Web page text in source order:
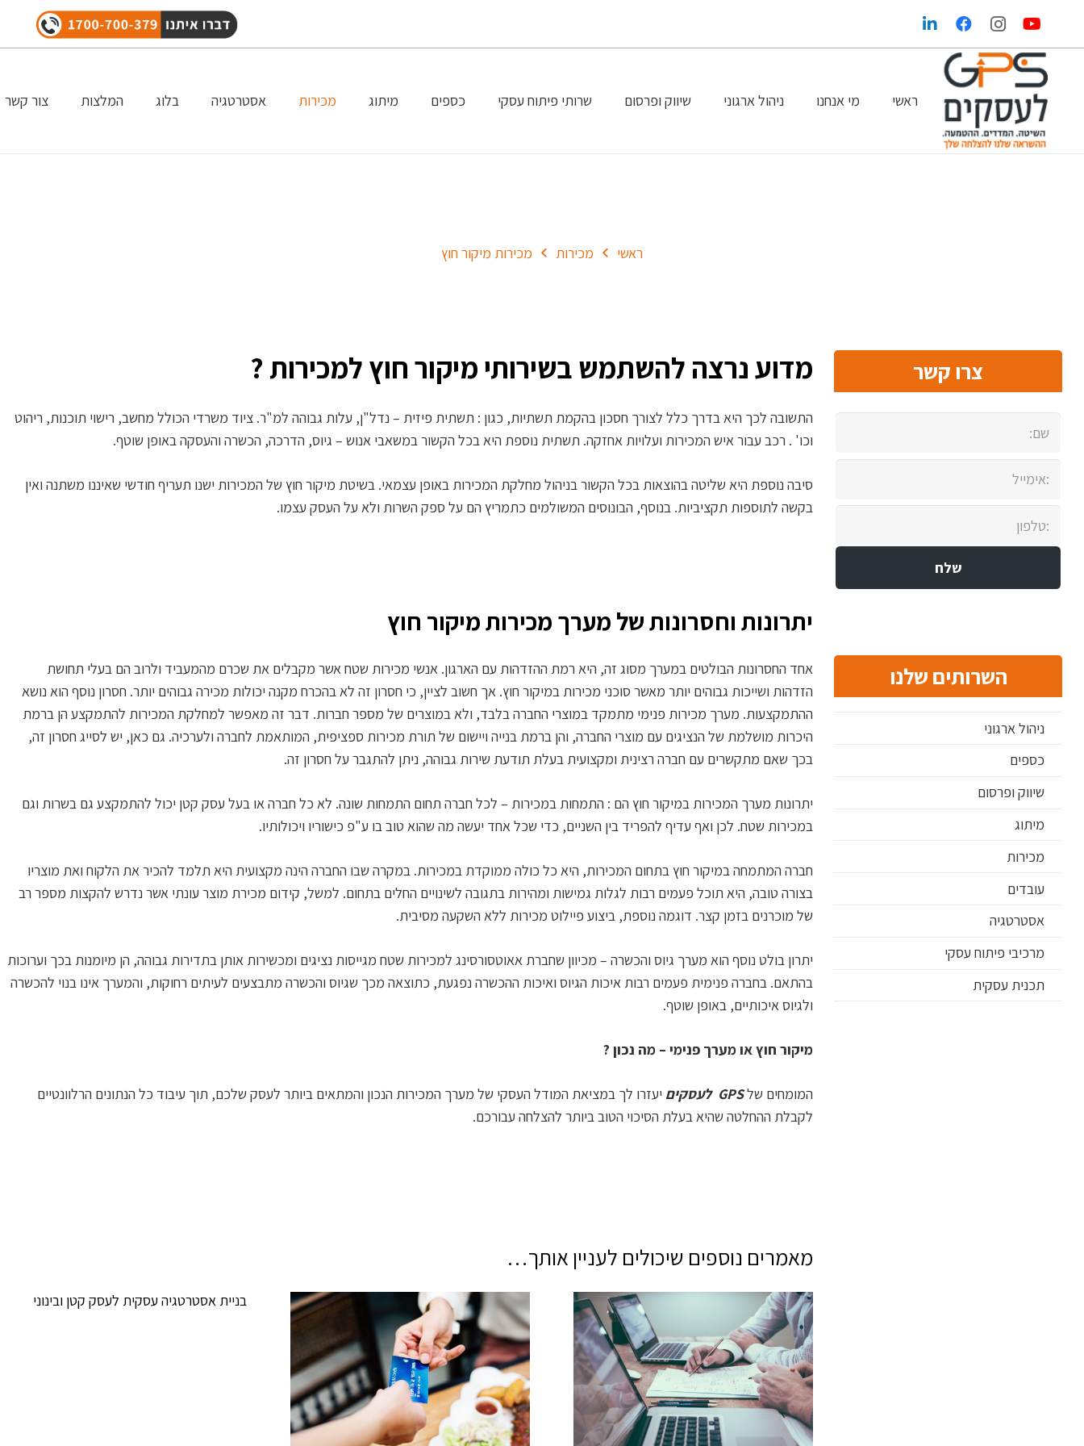
ראשי מי אנחנו ניהול ארגוני שיווק ופרסום שרותי פיתוח עסקי כספים מיתוג מכירות אסטרטגיה בלוג המלצות צור קשר
ראשי מכירות מכירות מיקור חוץ
מדוע נרצה להשתמש בשירותי מיקור חוץ למכירות ?
התשובה לכך היא בדרך כלל לצורך חסכון בהקמת תשתיות, כגון : תשתית פיזית – נדל"ן, עלות גבוהה למ"ר. ציוד משרדי הכולל מחשב, רישוי תוכנות, ריהוט
וכו' . רכב עבור איש המכירות ועלויות אחזקה. תשתית נוספת היא בכל הקשור במשאבי אנוש – גיוס, הדרכה, הכשרה והעסקה באופן שוטף.
סיבה נוספת היא שליטה בהוצאות בכל הקשור בניהול מחלקת המכירות באופן עצמאי. בשיטת מיקור חוץ של המכירות ישנו תעריף חודשי שאיננו משתנה ואין
בקשה לתוספות תקציביות. בנוסף, הבונוסים המשולמים כתמריץ הם על ספק השרות ולא על העסק עצמו.
יתרונות וחסרונות של מערך מכירות מיקור חוץ
אחד החסרונות הבולטים במערך מסוג זה, היא רמת ההזדהות עם הארגון. אנשי מכירות שטח אשר מקבלים את שכרם מהמעביד ולרוב הם בעלי תחושת
הזדהות ושייכות גבוהים יותר מאשר סוכני מכירות במיקור חוץ. אך חשוב לציין, כי חסרון זה לא בהכרח מקנה יכולות מכירה גבוהים יותר. חסרון נוסף הוא נושא
ההתמקצעות. מערך מכירות פנימי מתמקד במוצרי החברה בלבד, ולא במוצרים של מספר חברות. דבר זה מאפשר למחלקת המכירות להתמקצע הן ברמת
היכרות מושלמת של הנציגים עם מוצרי החברה, והן ברמת בנייה ויישום של תורת מכירות ספציפית, המותאמת לחברה ולערכיה. גם כאן, יש לסייג חסרון זה,
בכך שאם מתקשרים עם חברה רצינית ומקצועית בעלת תודעת שירות גבוהה, ניתן להתגבר על חסרון זה.
יתרונות מערך המכירות במיקור חוץ הם : התמחות במכירות – לכל חברה תחום התמחות שונה. לא כל חברה או בעל עסק קטן יכול להתמקצע גם בשרות וגם
במכירות שטח. לכן ואף עדיף להפריד בין השניים, כדי שכל אחד יעשה מה שהוא טוב בו ע"פ כישוריו ויכולותיו.
חברה המתמחה במיקור חוץ בתחום המכירות, היא כל כולה ממוקדת במכירות. במקרה שבו החברה הינה מקצועית היא תלמד להכיר את הלקוח ואת מוצריו
בצורה טובה, היא תוכל פעמים רבות לגלות גמישות ומהירות בתגובה לשינויים החלים בתחום. למשל, קידום מכירת מוצר עונתי אשר נדרש להקצות מספר רב
של מוכרנים בזמן קצר. דוגמה נוספת, ביצוע פיילוט מכירות ללא השקעה מסיבית.
יתרון בולט נוסף הוא מערך גיוס והכשרה – מכיוון שחברת אאוטסורסינג למכירות שטח מגייסות נציגים ומכשירות אותן בתדירות גבוהה, הן מיומנות בכך וערוכות
בהתאם. בחברה פנימית פעמים רבות איכות הגיוס ואיכות ההכשרה נפגעת, כתוצאה מכך שגיוס והכשרה מתבצעים לעיתים רחוקות, והמערך אינו בנוי להכשרה
ולגיוס איכותיים, באופן שוטף.
מיקור חוץ או מערך פנימי – מה נכון ?
המומחים שלGPS לעסקים יעזרו לך במציאת המודל העסקי של מערך המכירות הנכון והמתאים ביותר לעסק שלכם, תוך עיבוד כל הנתונים הרלוונטיים
לקבלת ההחלטה שהיא בעלת הסיכוי הטוב ביותר להצלחה עבורכם.
מאמרים נוספים שיכולים לעניין אותך…
בניית אסטרטגיה עסקית לעסק קטן ובינוני
צרו קשר
השרותים שלנו
ניהול ארגוני
כספים
שיווק ופרסום
מיתוג
מכירות
עובדים
אסטרטגיה
מרכיבי פיתוח עסקי
תכנית עסקית